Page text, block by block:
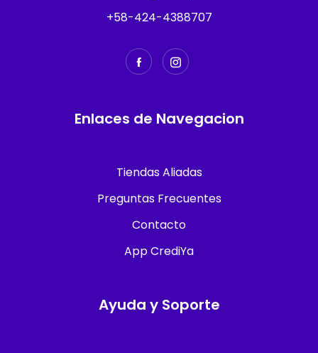
+58-424-4388707
Enlaces de Navegacion
Tiendas Aliadas
Preguntas Frecuentes
Contacto
App CrediYa
Ayuda y Soporte